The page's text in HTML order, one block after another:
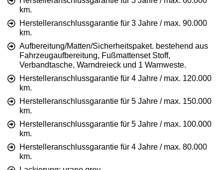
km.
Herstelleranschlussgarantie für 3 Jahre / max. 90.000
km.
Aufbereitung/Matten/Sicherheitspaket. bestehend aus
Fahrzeugaufbereitung, Fußmattenset Stoff,
Verbandtasche, Warndreieck und 1 Warnweste.
Herstelleranschlussgarantie für 4 Jahre / max. 120.000
km.
Herstelleranschlussgarantie für 5 Jahre / max. 150.000
km.
Herstelleranschlussgarantie für 5 Jahre / max. 100.000
km.
Herstelleranschlussgarantie für 4 Jahre / max. 80.000
km.